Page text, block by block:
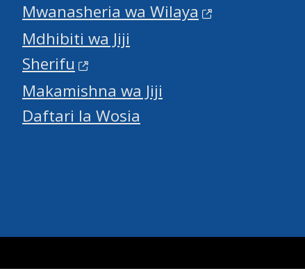
Mwanasheria wa Wilaya
Mdhibiti wa Jiji
Sherifu
Makamishna wa Jiji
Daftari la Wosia